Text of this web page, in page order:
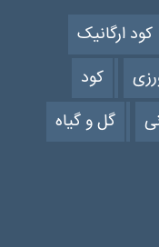
کود ارگانیک
کود
گل و گیاه